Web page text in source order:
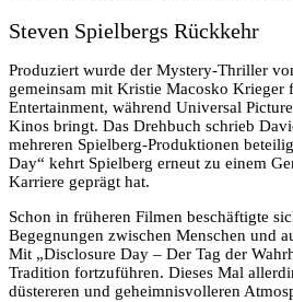
Steven Spielbergs Rückkehr
Produziert wurde der Mystery-Thriller
gemeinsam mit Kristie Macosko Krieger
Entertainment, während Universal
Kinos bringt. Das Drehbuch schrieb
mehreren Spielberg-Produktionen
Day“ kehrt Spielberg erneut zu einem
Karriere geprägt hat.
Schon in früheren Filmen beschäftigte
Begegnungen zwischen Menschen und
Mit „Disclosure Day – Der Tag der
Tradition fortzuführen. Dieses Mal
düstereren und geheimnisvolleren